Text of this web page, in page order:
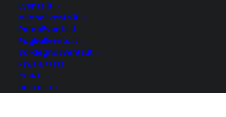
Events.it
MilanoEvents.it
RomaEvents.it
PugliaEvents.it
SardegnaEvents.it
NEWS & PRESS
CLIENTI
CONTATTI